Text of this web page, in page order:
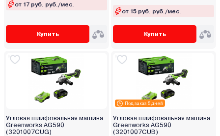
от 17 руб. руб./мес.
Купить
от 15 руб. руб./мес.
Купить
Угловая шлифовальная машина
Greenworks AG590
(3201007CUG)
Под заказ 5 дней
Угловая шлифовальная машина
Greenworks AG590
(3201007CUB)